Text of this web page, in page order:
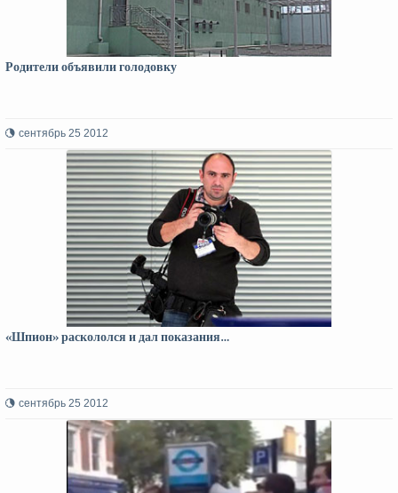
Родители объявили голодовку
сентябрь 25 2012
«Шпион» раскололся и дал показания…
сентябрь 25 2012